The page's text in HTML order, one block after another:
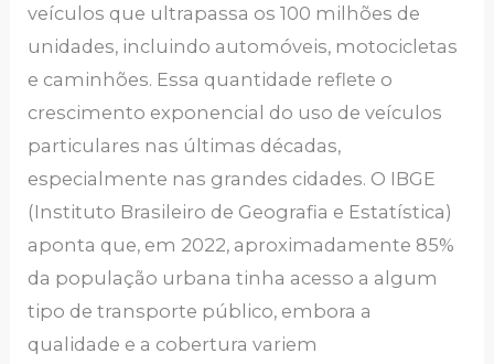
veículos que ultrapassa os 100 milhões de
unidades, incluindo automóveis, motocicletas
e caminhões. Essa quantidade reflete o
crescimento exponencial do uso de veículos
particulares nas últimas décadas,
especialmente nas grandes cidades. O IBGE
(Instituto Brasileiro de Geografia e Estatística)
aponta que, em 2022, aproximadamente 85%
da população urbana tinha acesso a algum
tipo de transporte público, embora a
qualidade e a cobertura variem